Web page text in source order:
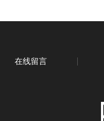
在线留言